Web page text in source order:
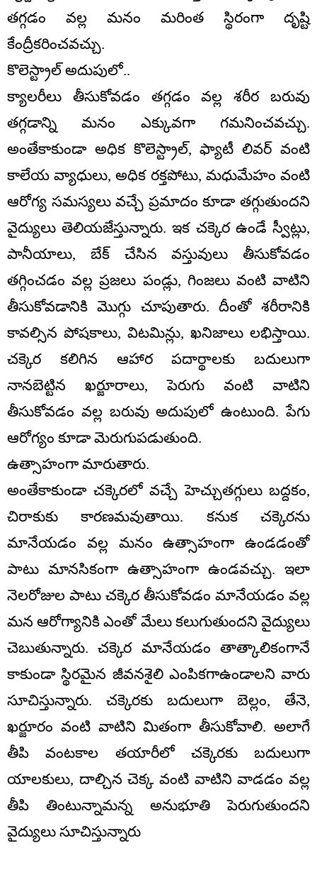
త‌గ్గ‌డం వ‌ల్ల మ‌నం మ‌రింత స్థిరంగా దృష్టి
కేంద్రీక‌రించవ‌చ్చు.
కొలెస్ట్రాల్ అదుపులో..
క్యాల‌రీలు తీసుకోవ‌డం త‌గ్గ‌డం వ‌ల్ల శ‌రీర బ‌రువు
త‌గ్గ‌డాన్ని మ‌నం ఎక్కువ‌గా గ‌మ‌నించ‌వ‌చ్చు.
అంతేకాకుండా అధిక కొలెస్ట్రాల్, ఫ్యాటీ లివ‌ర్ వంటి
కాలేయ వ్యాధులు, అధిక ర‌క్తపోటు, మ‌ధుమేహం వంటి
ఆరోగ్య స‌మ‌స్య‌లు వ‌చ్చే ప్ర‌మాదం కూడా త‌గ్గుతుందని
వైద్యులు తెలియ‌జేస్తున్నారు. ఇక చ‌క్కెర ఉండే స్వీట్లు,
పానీయాలు, బేక్ చేసిన వ‌స్తువులు తీసుకోవ‌డం
త‌గ్గించ‌డం వ‌ల్ల ప్ర‌జ‌లు పండ్లు, గింజ‌లు వంటి వాటిని
తీసుకోవ‌డానికి మొగ్గు చూపుతారు. దీంతో శ‌రీరానికి
కావ‌ల్సిన పోష‌కాలు, విట‌మిన్లు, ఖ‌నిజాలు ల‌భిస్తాయి.
చ‌క్కెర క‌లిగిన ఆహార ప‌దార్థాల‌కు బ‌దులుగా
నాన‌బెట్టిన ఖ‌ర్జూరాలు, పెరుగు వంటి వాటిని
తీసుకోవ‌డం వ‌ల్ల బ‌రువు అదుపులో ఉంటుంది. పేగు
ఆరోగ్యం కూడా మెరుగుప‌డుతుంది.
ఉత్సాహంగా మారుతారు.
అంతేకాకుండా చ‌క్కెర‌లో వ‌చ్చే హెచ్చుత‌గ్గులు బ‌ద్ద‌కం,
చిరాకుకు కార‌ణ‌మ‌వుతాయి. క‌నుక చ‌క్కెర‌ను
మానేయ‌డం వ‌ల్ల మ‌నం ఉత్సాహంగా ఉండ‌డంతో
పాటు మాన‌సికంగా ఉత్సాహంగా ఉండ‌వ‌చ్చు. ఇలా
నెల‌రోజుల పాటు చ‌క్కెర తీసుకోవ‌డం మానేయ‌డం వ‌ల్ల
మ‌న ఆరోగ్యానికి ఎంతో మేలు క‌లుగుతుందని వైద్యులు
చెబుతున్నారు. చ‌క్కెర మానేయ‌డం తాత్కాలికంగానే
కాకుండా స్థిర‌మైన జీవ‌న‌శైలి ఎంపిక‌గాఉండాలని వారు
సూచిస్తున్నారు. చ‌క్కెర‌కు బ‌దులుగా బెల్లం, తేనె,
ఖ‌ర్జూరం వంటి వాటిని మితంగా తీసుకోవాలి. అలాగే
తీపి వంట‌కాల త‌యారీలో చ‌క్కెర‌కు బ‌దులుగా
యాల‌కులు, దాల్చిన చెక్క వంటి వాటిని వాడ‌డం వ‌ల్ల
తీపి తింటున్నామ‌న్న అనుభూతి పెరుగుతుంద‌ని
వైద్యులు సూచిస్తున్నారు